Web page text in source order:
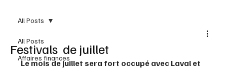
All Posts
Affaires finances
All Posts
Festivals de juillet
Le mois de juillet sera fort occupé avec Laval et